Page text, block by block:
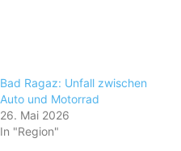
Bad Ragaz: Unfall zwischen
Auto und Motorrad
26. Mai 2026
In "Region"